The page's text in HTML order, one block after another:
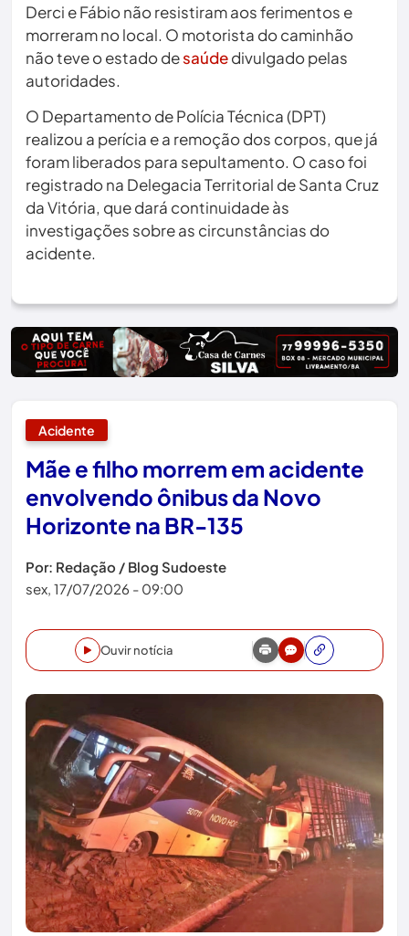
Derci e Fábio não resistiram aos ferimentos e
morreram no local. O motorista do caminhão
não teve o estado desaúdedivulgado pelas
autoridades.
O Departamento de Polícia Técnica (DPT)
realizou a perícia e a remoção dos corpos, que já
foram liberados para sepultamento. O caso foi
registrado na Delegacia Territorial de Santa Cruz
da Vitória, que dará continuidade às
investigações sobre as circunstâncias do
acidente.
Acidente
Mãe e filho morrem em acidente
envolvendo ônibus da Novo
Horizonte na BR-135
Por: Redação / Blog Sudoeste
sex, 17/07/2026 - 09:00
Ouvir notícia